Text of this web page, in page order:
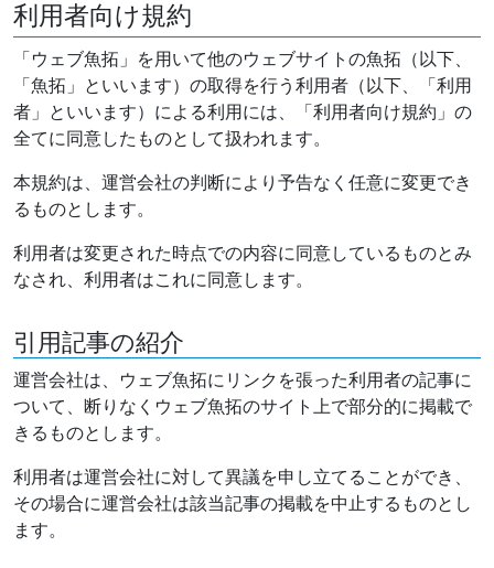
利用者向け規約
「ウェブ魚拓」を用いて他のウェブサイトの魚拓（以下、
「魚拓」といいます）の取得を行う利用者（以下、「利用
者」といいます）による利用には、「利用者向け規約」の
全てに同意したものとして扱われます。
本規約は、運営会社の判断により予告なく任意に変更でき
るものとします。
利用者は変更された時点での内容に同意しているものとみ
なされ、利用者はこれに同意します。
引用記事の紹介
運営会社は、ウェブ魚拓にリンクを張った利用者の記事に
ついて、断りなくウェブ魚拓のサイト上で部分的に掲載で
きるものとします。
利用者は運営会社に対して異議を申し立てることができ、
その場合に運営会社は該当記事の掲載を中止するものとし
ます。